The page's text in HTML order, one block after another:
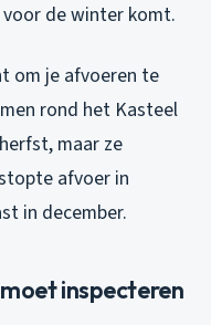
de winter komt.
om je afvoeren te
rond het Kasteel
maar ze
afvoer in
in december.
inspecteren